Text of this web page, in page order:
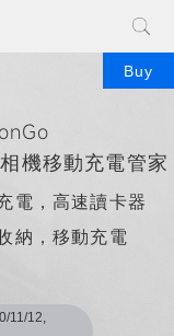
Buy
bank
power
C
機移動充電管家
電，高速讀卡器
納，移動充電
11/12,